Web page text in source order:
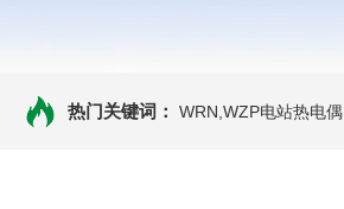
热门关键词： WRN,WZP电站热电偶